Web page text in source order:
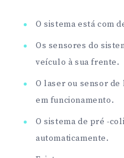
O sistema está com
Os sensores do
veículo à sua frente.
O laser ou sensor
em funcionamento.
O sistema de pré -
automaticamente.